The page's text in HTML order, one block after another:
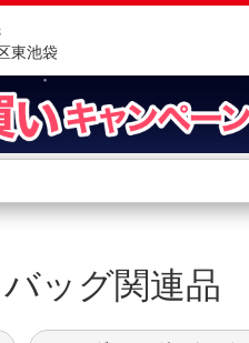
東池袋
さがす
バッグ関連品